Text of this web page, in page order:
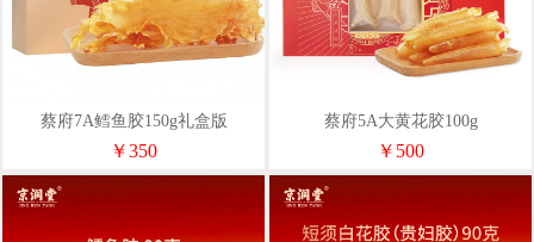
蔡府7A鳕鱼胶150g礼盒版
￥350
蔡府5A大黄花胶100g
￥500